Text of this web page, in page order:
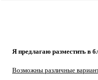
Я предлагаю разместить в
Возможны различные